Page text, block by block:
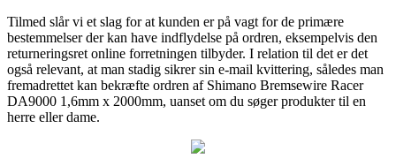
Tilmed slår vi et slag for at kunden er på vagt for de primære
bestemmelser der kan have indflydelse på ordren, eksempelvis den
returneringsret online forretningen tilbyder. I relation til det er det
også relevant, at man stadig sikrer sin e-mail kvittering, således man
fremadrettet kan bekræfte ordren af Shimano Bremsewire Racer
DA9000 1,6mm x 2000mm, uanset om du søger produkter til en
herre eller dame.